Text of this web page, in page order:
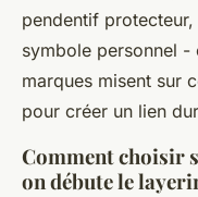
pendentif protecteur,
symbole personnel -
marques misent sur
pour créer un lien
Comment choisir
on débute le